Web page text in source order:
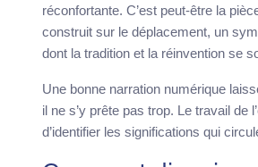
réconfortante. C’est peut-être la
construit sur le déplacement, un
dont la tradition et la réinvention se
Une bonne narration numérique
il ne s’y prête pas trop. Le travail de
d’identifier les significations qui